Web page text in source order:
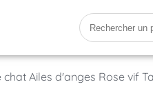
chat Ailes d'anges Rose vif